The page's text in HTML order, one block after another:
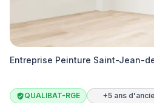
Entreprise Peinture Saint-Jean-
QUALIBAT-RGE +5 ans